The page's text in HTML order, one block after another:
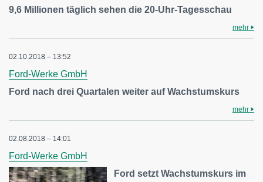
9,6 Millionen täglich sehen die 20-Uhr-Tagesschau
mehr
02.10.2018 – 13:52
Ford-Werke GmbH
Ford nach drei Quartalen weiter auf Wachstumskurs
mehr
02.08.2018 – 14:01
Ford-Werke GmbH
Ford setzt Wachstumskurs im